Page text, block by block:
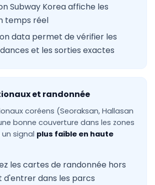
Subway Korea affiche les
temps réel
data permet de vérifier les
et les sorties exactes
et randonnée
coréens (Seoraksan, Hallasan
bonne couverture dans les zones
signal plus faible en haute
les cartes de randonnée hors
d'entrer dans les parcs